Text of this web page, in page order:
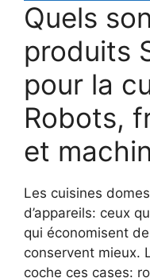
Quels
produits
pour la
Robots,
et
Les cuisines
d’appareils: ceux
qui économisent
conservent mieux.
coche ces cases: